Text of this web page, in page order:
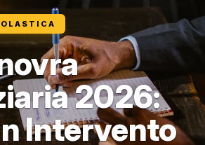
2026:
Intervento